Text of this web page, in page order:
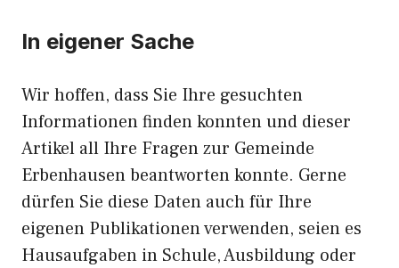
In eigener Sache
Wir hoffen, dass Sie Ihre gesuchten
Informationen finden konnten und dieser
Artikel all Ihre Fragen zur Gemeinde
Erbenhausen beantworten konnte. Gerne
dürfen Sie diese Daten auch für Ihre
eigenen Publikationen verwenden, seien es
Hausaufgaben in Schule, Ausbildung oder